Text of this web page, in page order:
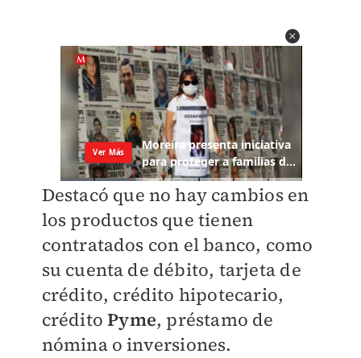
Destacó que no hay cambios en
los productos que tienen
contratados con el banco, como
su cuenta de débito, tarjeta de
crédito, crédito hipotecario,
créditoPyme, préstamo de
nómina o inversiones.